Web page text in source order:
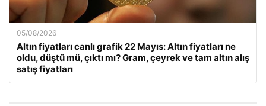
05/08/2026
Altın fiyatları canlı grafik 22 Mayıs: Altın fiyatları ne
oldu, düştü mü, çıktı mı? Gram, çeyrek ve tam altın alış
satış fiyatları